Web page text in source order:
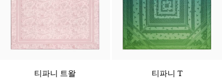
2 색상
티파니 트왈 티파니 T